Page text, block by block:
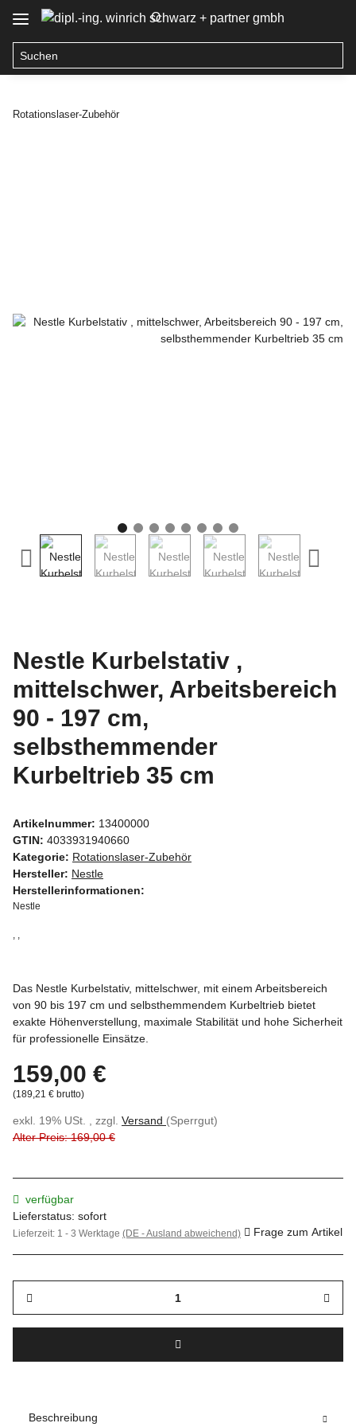
O
Rotationslaser-Zubehör
Nestle Kurbelstativ ,
mittelschwer, Arbeitsbereich
90 - 197 cm,
selbsthemmender
Kurbeltrieb 35 cm
Artikelnummer: 13400000
GTIN: 4033931940660
Kategorie: Rotationslaser-Zubehör
Hersteller: Nestle
Herstellerinformationen:
Nestle
, ,
Das Nestle Kurbelstativ, mittelschwer, mit einem Arbeitsbereich
von 90 bis 197 cm und selbsthemmendem Kurbeltrieb bietet
exakte Höhenverstellung, maximale Stabilität und hohe Sicherheit
für professionelle Einsätze.
159,00 €
(189,21 € brutto)
exkl. 19% USt. , zzgl. Versand (Sperrgut)
Alter Preis: 169,00 €
verfügbar
Lieferstatus: sofort
Lieferzeit: 1 - 3 Werktage (DE - Ausland abweichend) Frage zum Artikel
Beschreibung